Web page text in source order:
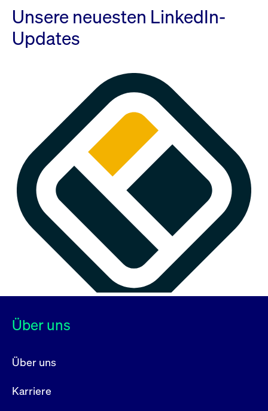
Unsere neuesten LinkedIn-
Updates
Über uns
Über uns
Karriere